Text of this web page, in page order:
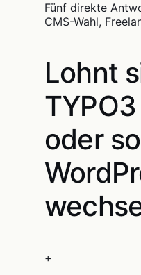
Fünf direkte
CMS-Wahl,
Lohnt
oder
+